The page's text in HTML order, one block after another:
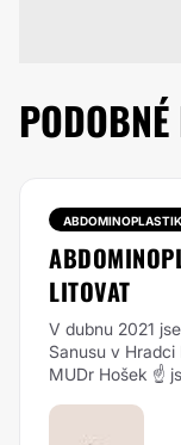
LITOVAT
V dubnu 2021
Sanusu v
MUDr Hošek ☝️